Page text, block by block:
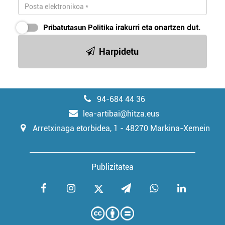
Pribatutasun Politika irakurri eta onartzen dut.
Harpidetu
94-684 44 36
lea-artibai@hitza.eus
Arretxinaga etorbidea, 1 - 48270 Markina-Xemein
Publizitatea